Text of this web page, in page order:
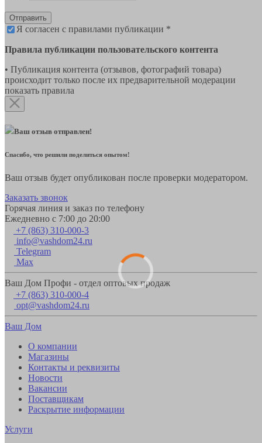
Отправить
Я согласен с правилами публикации *
Правила публикации пользовательского контента
• Публикация контента (отзывов, фотографий товара)
происходит только после их предварительной модерации
показать правила
Ваш отзыв отправлен!
Спасибо, что решили поделиться опытом!
Ваш отзыв будет опубликован после проверки модератором.
Заказать звонок
Горячая линия и заказ по телефону
Ежедневно с 7:00 до 20:00
+7 (863) 310-000-3
info@vashdom24.ru
Telegram
Max
Ваш Дом Профи - отдел оптовых продаж
+7 (863) 310-000-4
opt@vashdom24.ru
Ваш Дом
О компании
Магазины
Контакты и реквизиты
Новости
Вакансии
Поставщикам
Раскрытие информации
Услуги